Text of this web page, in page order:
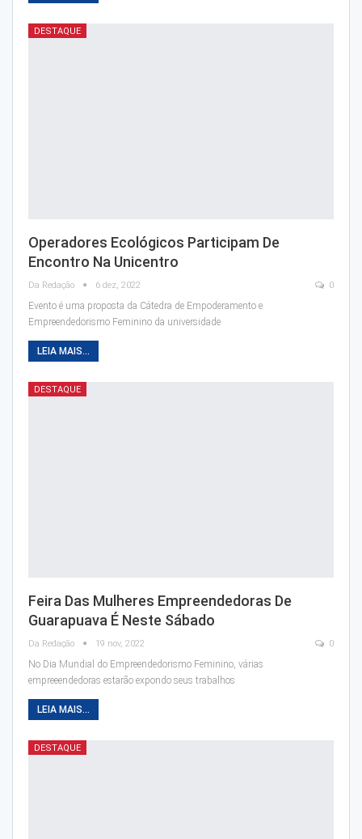
DESTAQUE
Operadores Ecológicos Participam De
Encontro Na Unicentro
Da Redação 6 dez, 2022 0
Evento é uma proposta da Cátedra de Empoderamento e
Empreendedorismo Feminino da universidade
LEIA MAIS...
DESTAQUE
Feira Das Mulheres Empreendedoras De
Guarapuava É Neste Sábado
Da Redação 19 nov, 2022 0
No Dia Mundial do Empreendedorismo Feminino, várias
empreeendedoras estarão expondo seus trabalhos
LEIA MAIS...
DESTAQUE